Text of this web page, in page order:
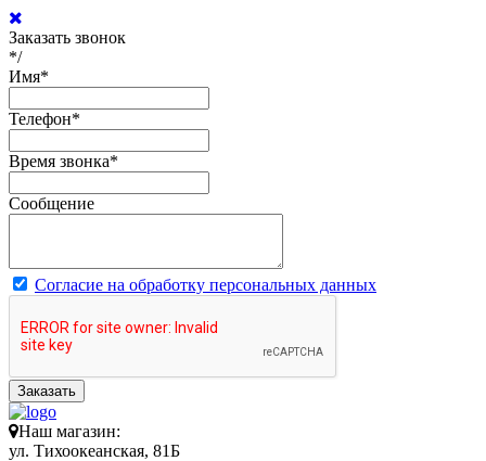
Заказать звонок
*/
Имя*
Телефон*
Время звонка*
Сообщение
Согласие на обработку персональных данных
Заказать
Наш магазин:
ул. Тихоокеанская, 81Б